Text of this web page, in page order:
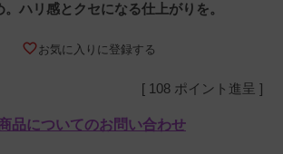
ハリ感とクセになる仕上がりを。
お気に入りに登録する
[ 108 ポイント進呈 ]
品についてのお問い合わせ